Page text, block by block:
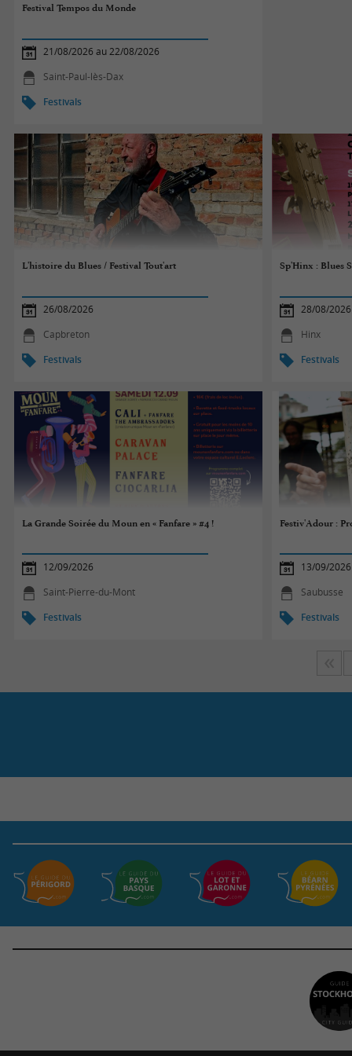
Festival Tempos du Monde
21/08/2026 au 22/08/2026
Saint-Paul-lès-Dax
Festivals
L'histoire du Blues / Festival Tout'art
26/08/2026
Capbreton
Festivals
Sp'Hinx : Blues
28/08/2026
Hinx
Festivals
La Grande Soirée du Moun en « Fanfare » #4 !
12/09/2026
Saint-Pierre-du-Mont
Festivals
Festiv'Adour :
13/09/2026
Saubusse
Festivals